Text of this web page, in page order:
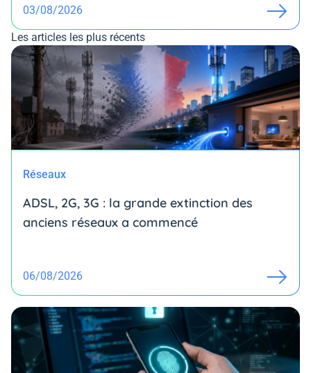
03/08/2026
Les articles les plus récents
Réseaux
ADSL, 2G, 3G : la grande extinction des
anciens réseaux a commencé
06/08/2026